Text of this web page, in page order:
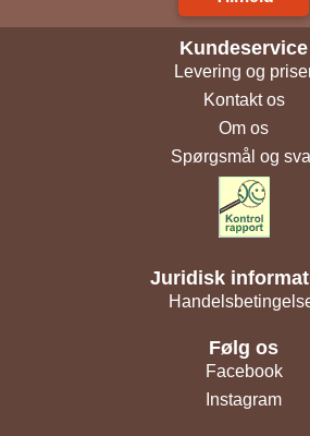
Kundeservice
Levering og
Kontakt os
Om os
Spørgsmål og
Juridisk
Følg os
Facebook
Instagram